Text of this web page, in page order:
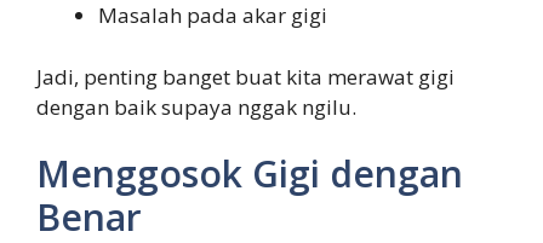
Masalah pada akar gigi
Jadi, penting banget buat kita merawat gigi
dengan baik supaya nggak ngilu.
Menggosok Gigi dengan
Benar